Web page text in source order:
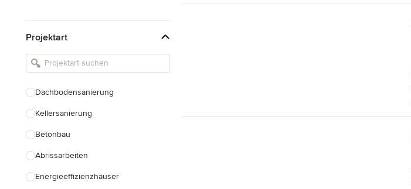
Landschaftsarchitekten
Armaturen & Sanitärbedarf
Projektart
Dachbodensanierung
Kellersanierung
Betonbau
Abrissarbeiten
Energieeffizienzhäuser